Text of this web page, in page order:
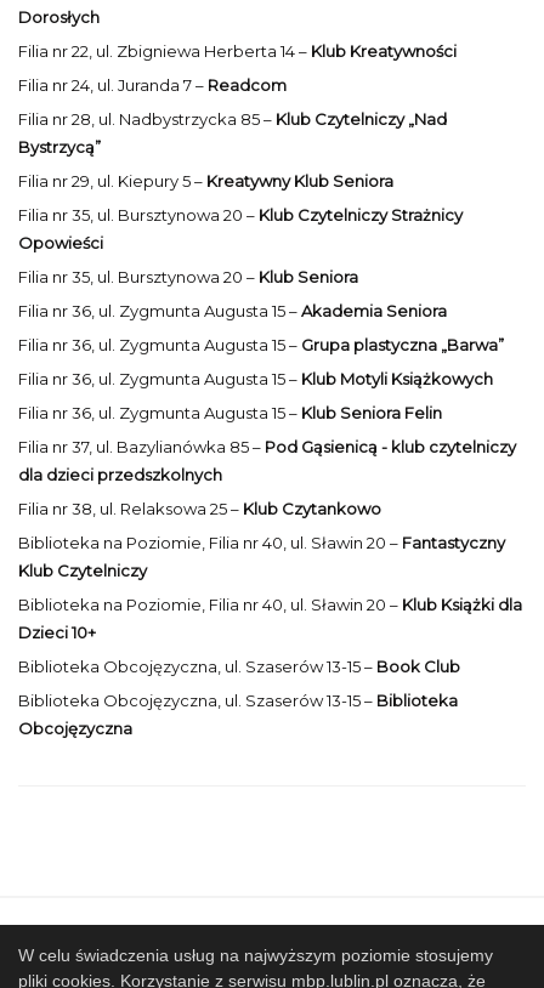
Dorosłych
Filia nr 22, ul. Zbigniewa Herberta 14 – Klub Kreatywności
Filia nr 24, ul. Juranda 7 – Readcom
Filia nr 28, ul. Nadbystrzycka 85 – Klub Czytelniczy „Nad
Bystrzycą”
Filia nr 29, ul. Kiepury 5 – Kreatywny Klub Seniora
Filia nr 35, ul. Bursztynowa 20 – Klub Czytelniczy Strażnicy
Opowieści
Filia nr 35, ul. Bursztynowa 20 – Klub Seniora
Filia nr 36, ul. Zygmunta Augusta 15 –Akademia Seniora
Filia nr 36, ul. Zygmunta Augusta 15 – Grupa plastyczna „Barwa”
Filia nr 36, ul. Zygmunta Augusta 15 – Klub Motyli Książkowych
Filia nr 36, ul. Zygmunta Augusta 15 – Klub Seniora Felin
Filia nr 37, ul. Bazylianówka 85 – Pod Gąsienicą - klub czytelniczy
dla dzieci przedszkolnych
Filia nr 38, ul. Relaksowa 25 – Klub Czytankowo
Biblioteka na Poziomie, Filia nr 40, ul. Sławin 20 – Fantastyczny
Klub Czytelniczy
Biblioteka na Poziomie, Filia nr 40, ul. Sławin 20 – Klub Książki dla
Dzieci 10+
Biblioteka Obcojęzyczna, ul. Szaserów 13-15 – Book Club
Biblioteka Obcojęzyczna, ul. Szaserów 13-15 – Biblioteka
Obcojęzyczna
Współpracujemy
W celu świadczenia usług na najwyższym poziomie stosujemy
pliki cookies. Korzystanie z serwisu mbp.lublin.pl oznacza, że